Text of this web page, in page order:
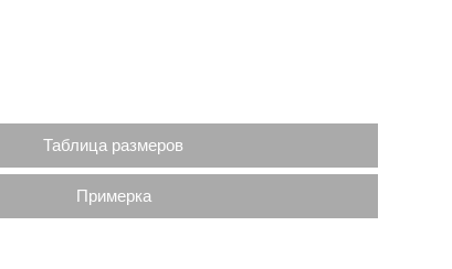
Таблица размеров
Примерка